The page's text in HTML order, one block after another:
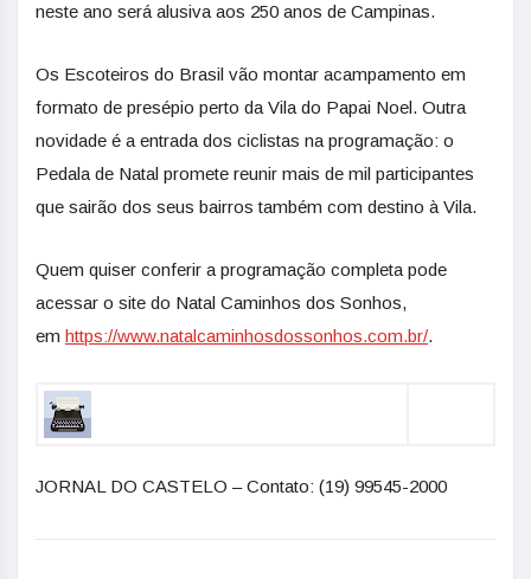
neste ano será alusiva aos 250 anos de Campinas.
Os Escoteiros do Brasil vão montar acampamento em
formato de presépio perto da Vila do Papai Noel. Outra
novidade é a entrada dos ciclistas na programação: o
Pedala de Natal promete reunir mais de mil participantes
que sairão dos seus bairros também com destino à Vila.
Quem quiser conferir a programação completa pode
acessar o site do Natal Caminhos dos Sonhos,
em https://www.natalcaminhosdossonhos.com.br/.
JORNAL DO CASTELO – Contato: (19) 99545-2000